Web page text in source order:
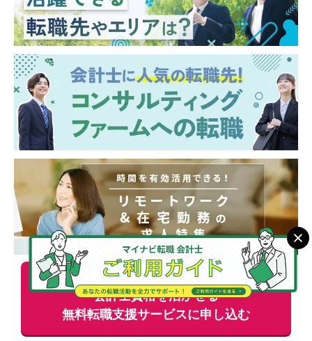
■グローバル案件やクロスボーダー業務に関
心がある方
■変化の中で自らを革新し、価値を生み出し
たい方
より多くの掲載情報をお伝えできます！
会計士資格を活かせる
無料転職支援サービスに申し込む